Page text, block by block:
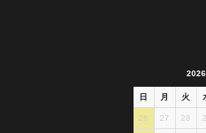
日 月 火
26 27 28